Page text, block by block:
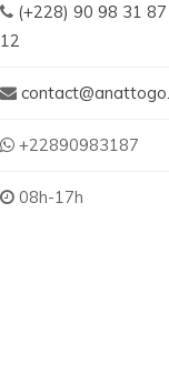
(+228) 90 98 31
12
+22890983187
08h-17h